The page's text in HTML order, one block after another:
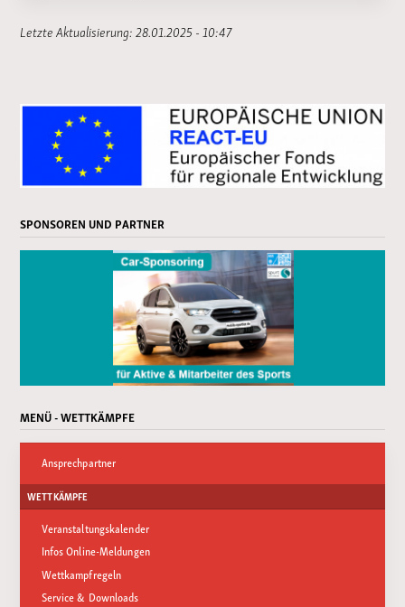
Letzte Aktualisierung: 28.01.2025 - 10:47
SPONSOREN UND PARTNER
MENÜ - WETTKÄMPFE
Ansprechpartner
WETTKÄMPFE
Veranstaltungskalender
Infos Online-Meldungen
Wettkampfregeln
Service & Downloads